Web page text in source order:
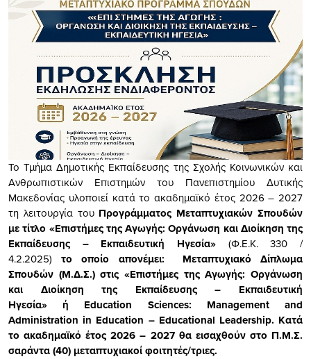
Το Τμήμα Δημοτικής Εκπαίδευσης της Σχολής Κοινωνικών και
Ανθρωπιστικών Επιστημών του Πανεπιστημίου Δυτικής
Μακεδονίας υλοποιεί κατά το ακαδημαϊκό έτος 2026 – 2027
τη λειτουργία του Προγράμματος Μεταπτυχιακών Σπουδών
με τίτλο «Επιστήμες της Αγωγής: Οργάνωση και Διοίκηση της
Εκπαίδευσης – Εκπαιδευτική Ηγεσία» (Φ.Ε.Κ. 330 /
4.2.2025)το οποίο απονέμει: Μεταπτυχιακό Δίπλωμα
Σπουδών (Μ.Δ.Σ.) στις «Επιστήμες της Αγωγής: Οργάνωση
και Διοίκηση της Εκπαίδευσης – Εκπαιδευτική
Ηγεσία» ή Education Sciences: Management and
Administration in Education – Educational Leadership. Κατά
το ακαδημαϊκό έτος 2026 – 2027 θα εισαχθούν στο Π.Μ.Σ.
σαράντα (40) μεταπτυχιακοί φοιτητές/τριες.